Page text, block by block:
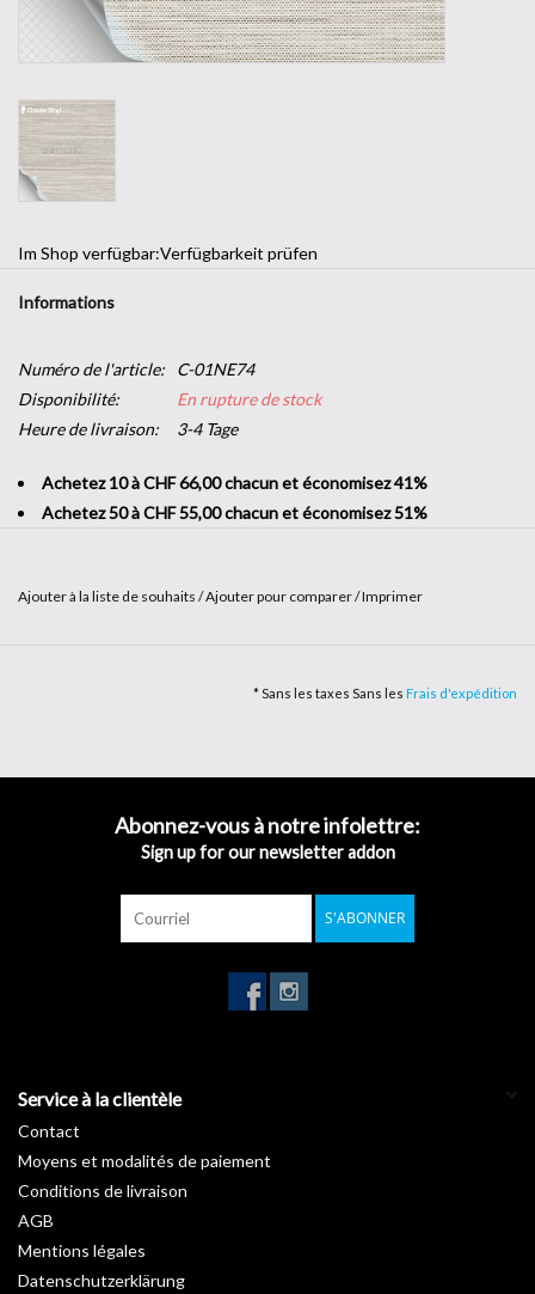
Im Shop verfügbar:Verfügbarkeit prüfen
Informations
Numéro de l'article:
C-01NE74
Disponibilité:
En rupture de stock
Heure de livraison:
3-4 Tage
Achetez 10 à CHF 66,00 chacun et économisez 41%
Achetez 50 à CHF 55,00 chacun et économisez 51%
aux textures hypnotiques des nombreux modèles de la gamme.
goût et de nuances …
10 ans
Température d'installation :
De +15°C à +25°C
Ajouter à la liste de souhaits /Ajouter pour comparer/Imprimer
* Sans les taxes Sans les Frais d'expédition
Abonnez-vous à notre infolettre:
Sign up for our newsletter addon
S'ABONNER
Service à la clientèle
Contact
Moyens et modalités de paiement
Conditions de livraison
AGB
Mentions légales
Datenschutzerklärung